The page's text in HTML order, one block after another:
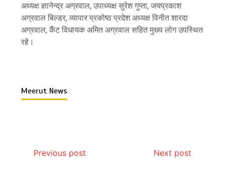
अध्यक्ष ज्ञानेन्द्र अग्रवाल, उपाध्यक्ष सुरेश गुप्ता, जयप्रकाश
अग्रवाल बिल्डर, व्यापार प्रकोष्ठ प्रदेश अध्यक्ष विनीत शारदा
अग्रवाल, कैंट विधायक अमित अग्रवाल सहित मुख्य लोग उपस्थित
रहे।
Meerut News
Previous post Next post